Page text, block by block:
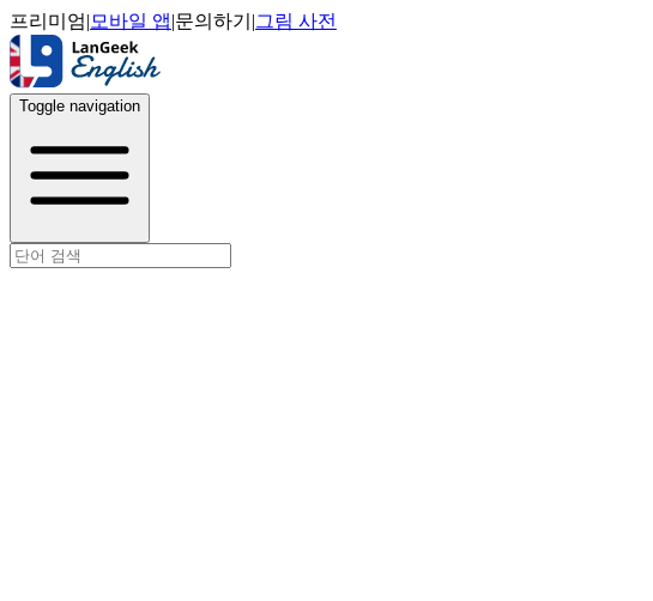
프리미엄| 모바일 앱|문의하기 |그림 사전
Toggle navigation